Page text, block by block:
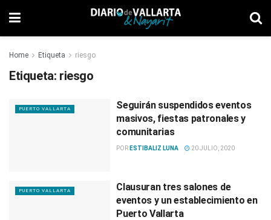
Home Etiqueta riesgo
Etiqueta: riesgo
PUERTO VALLARTA
Seguirán suspendidos eventos
masivos, fiestas patronales y
comunitarias
POR ESTIBALIZ LUNA 20 JULIO, 2020
PUERTO VALLARTA
Clausuran tres salones de
eventos y un establecimiento en
Puerto Vallarta